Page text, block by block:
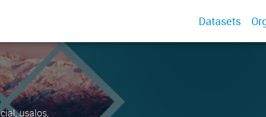
Datasets
usalos,